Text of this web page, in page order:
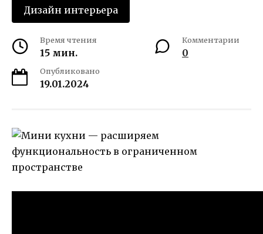
Дизайн интерьера
Время чтения
15 мин.
Комментарии
0
Опубликовано
19.01.2024